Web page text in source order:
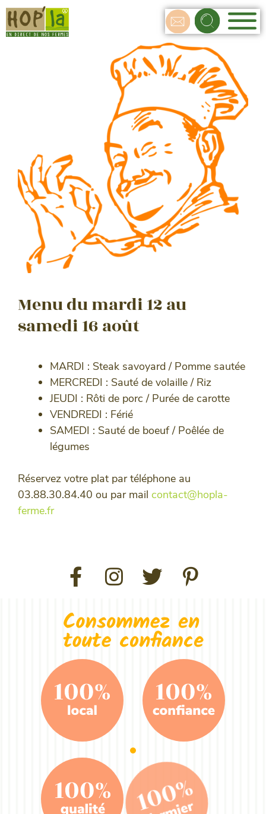
Menu du mardi 12 au
samedi 16 août
MARDI : Steak savoyard / Pomme sautée
MERCREDI : Sauté de volaille / Riz
JEUDI : Rôti de porc / Purée de carotte
VENDREDI : Férié
SAMEDI : Sauté de boeuf / Poêlée de
légumes
Réservez votre plat par téléphone au
03.88.30.84.40 ou par mail contact@hopla-
ferme.fr